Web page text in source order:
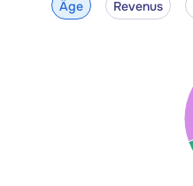
Âge Revenus